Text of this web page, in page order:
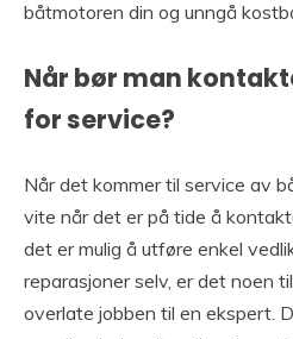
båtmotoren din og unngå
Når bør man
for service?
Når det kommer til service av
vite når det er på tide å
det er mulig å utføre enkel
reparasjoner selv, er det noen
overlate jobben til en ekspert.